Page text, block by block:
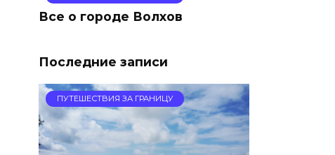
Все о городе Волхов
Последние записи
ПУТЕШЕСТВИЯ ЗА ГРАНИЦУ